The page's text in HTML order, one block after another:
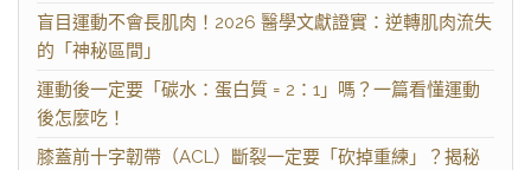
盲目運動不會長肌肉！2026 醫學文獻證實：逆轉肌肉流失
的「神秘區間」
運動後一定要「碳水：蛋白質 = 2：1」嗎？一篇看懂運動
後怎麼吃！
膝蓋前十字韌帶（ACL）斷裂一定要「砍掉重練」？揭秘